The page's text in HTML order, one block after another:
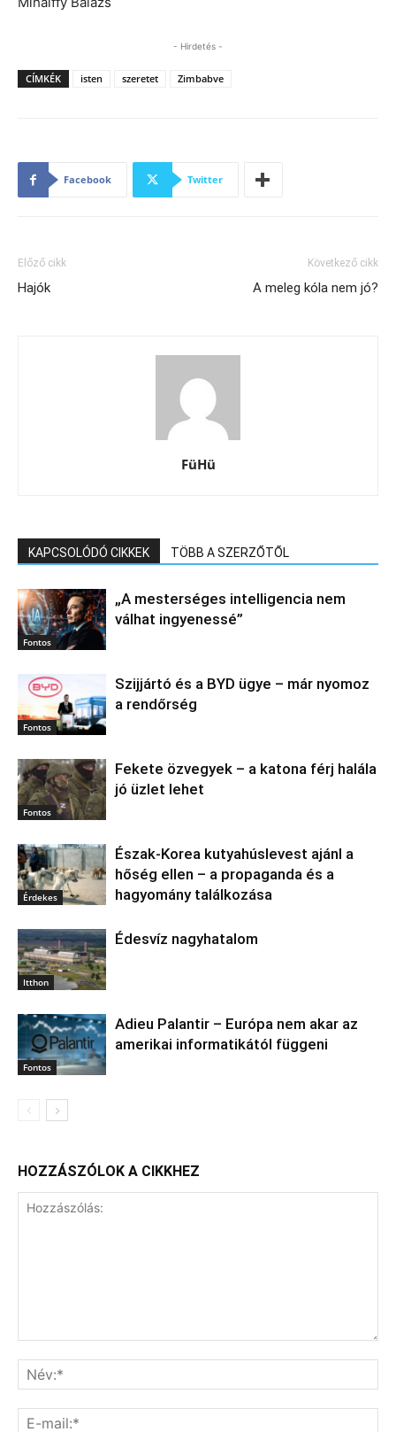
- Hirdetés -
CÍMKÉK isten szeretet Zimbabve
Facebook Twitter
Előző cikk
Hajók
Következő cikk
A meleg kóla nem jó?
FüHü
KAPCSOLÓDÓ CIKKEK TÖBB A SZERZŐTŐL
Fontos
„A mesterséges intelligencia nem
válhat ingyenessé”
Fontos
Szijjártó és a BYD ügye – már nyomoz
a rendőrség
Fontos
Fekete özvegyek – a katona férj halála
jó üzlet lehet
Érdekes
Észak‑Korea kutyahúslevest ajánl a
hőség ellen – a propaganda és a
hagyomány találkozása
Itthon
Édesvíz nagyhatalom
Fontos
Adieu Palantir – Európa nem akar az
amerikai informatikától függeni
HOZZÁSZÓLOK A CIKKHEZ